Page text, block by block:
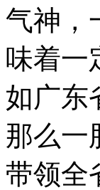
气神，
味着一
如广东
那么一
带领全